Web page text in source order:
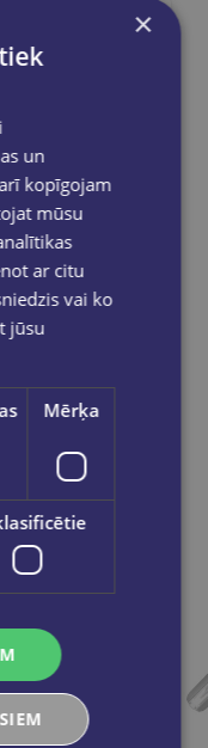
×
un
kopīgojam
mūsu
ar citu
vai ko
jūsu
Mērķa